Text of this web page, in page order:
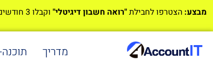
מבצע: הצטרפו לחבילת"רואה חשבון דיגיטלי" וקבלו 3 חודשים במתנה!
מדריך